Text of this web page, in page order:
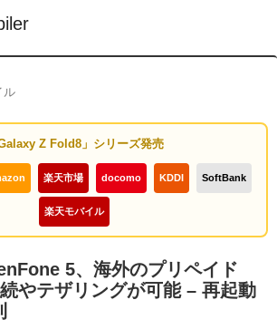
ル
Galaxy Z Fold8」シリーズ発売
楽天市場 docomo KDDI SoftBank
楽天モバイル
5、海外のプリペイド
やテザリングが可能 – 再起動